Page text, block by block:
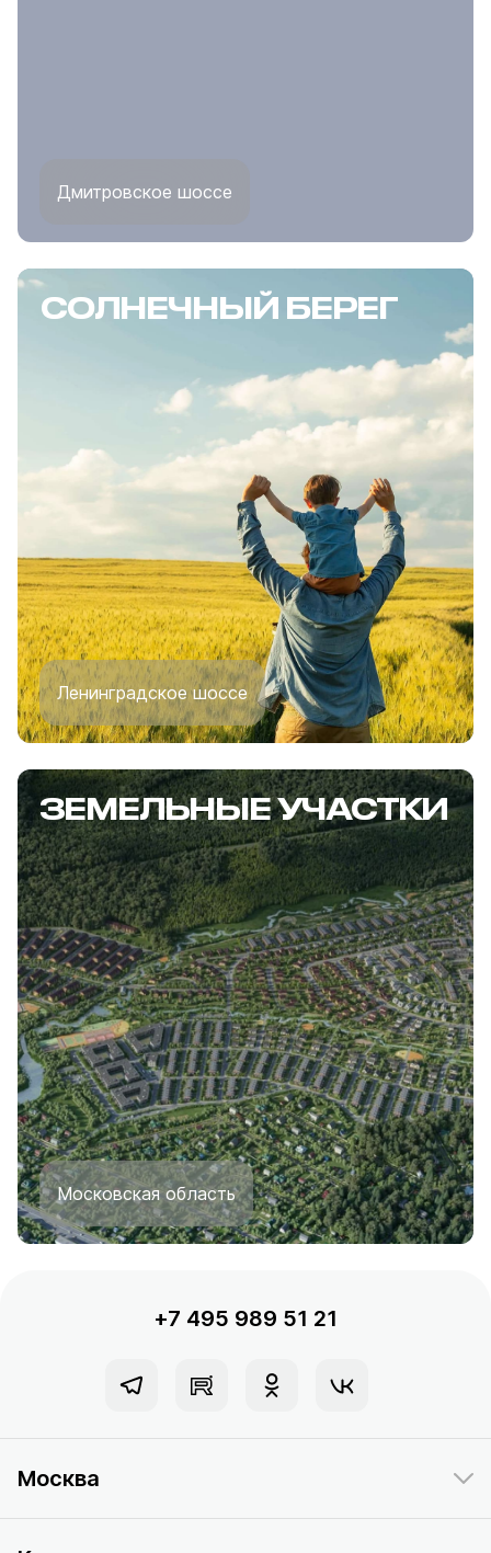
Дмитровское шоссе
СОЛНЕЧНЫЙ БЕРЕГ
Ленинградское шоссе
ЗЕМЕЛЬНЫЕ УЧАСТКИ
Московская область
+7 495 989 51 21
Москва